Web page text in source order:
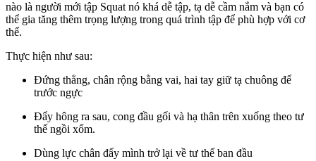
nào là người mới tập Squatnó khá dễ tập, tạ dễ cầm nắm và bạn có
thể gia tăng thêm trọng lượng trong quá trình tập để phù hợp với cơ
thể.
Thực hiện như sau:
Đứng thẳng, chân rộng bằng vai, hai tay giữ tạ chuông để
trước ngực
Đẩy hông ra sau, cong đầu gối và hạ thân trên xuống theo tư
thế ngồi xổm.
Dùng lực chân đẩy mình trở lại về tư thế ban đầu